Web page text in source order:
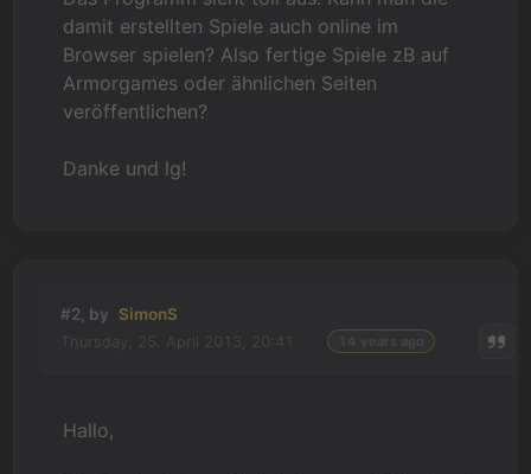
Downloads
damit erstellten Spiele auch online im
Browser spielen? Also fertige Spiele zB auf
Armorgames oder ähnlichen Seiten
veröffentlichen?
Danke und lg!
#2, by SimonS
Hallo,